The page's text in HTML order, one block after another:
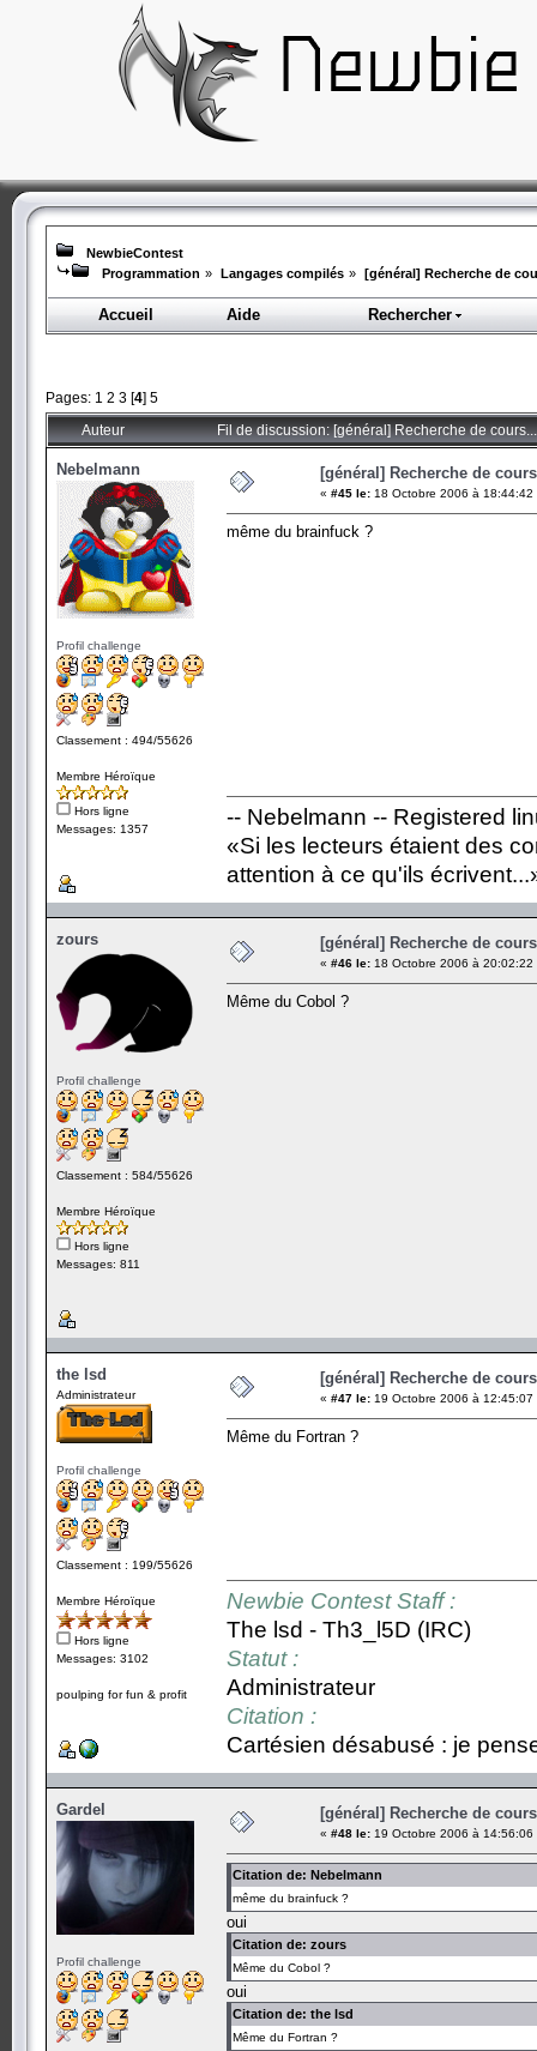
NewbieContest
Programmation » Langages compilés » [général] Recherche de
Accueil Aide Rechercher
Pages: 1 2 3 [4] 5
Auteur Fil de discussion: [général] Recherche de
Nebelmann
Profil challenge
Classement : 494/55626
Membre Héroïque
Hors ligne
Messages: 1357
[général] Recherche de
« #45 le: 18 Octobre 2006 à 18:44:42
même du brainfuck ?
-- Nebelmann -- Registered
«Si les lecteurs étaient des
attention à ce qu'ils
zours
Profil challenge
Classement : 584/55626
Membre Héroïque
Hors ligne
Messages: 811
[général] Recherche de
« #46 le: 18 Octobre 2006 à 20:02:22
Même du Cobol ?
the lsd
Administrateur
Profil challenge
Classement : 199/55626
Membre Héroïque
Hors ligne
Messages: 3102
poulping for fun & profit
[général] Recherche de
« #47 le: 19 Octobre 2006 à 12:45:07
Même du Fortran ?
Newbie Contest Staff :
The lsd - Th3_l5D (IRC)
Statut :
Administrateur
Citation :
Cartésien désabusé : je
Gardel
Profil challenge
[général] Recherche de
« #48 le: 19 Octobre 2006 à 14:56:06
Citation de: Nebelmann
même du brainfuck ?
oui
Citation de: zours
Même du Cobol ?
oui
Citation de: the lsd
Même du Fortran ?